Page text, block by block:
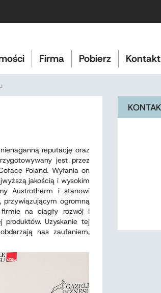
Firma Pobierz Kontakt
reputację oraz
jest przez
Poland. Wyłania on
jakością i wysokim
Austrotherm i stanowi
ogromną
na ciągły rozwój i
produktów. Uzyskanie tej
nas zaufaniem,